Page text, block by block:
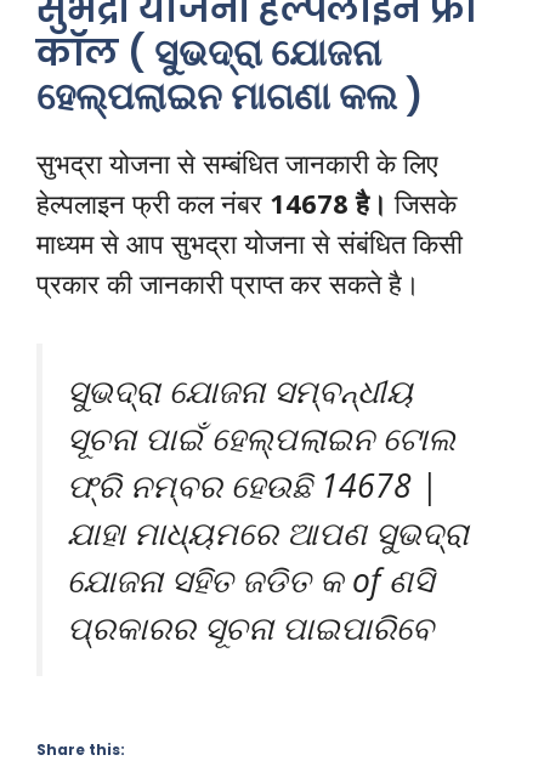
सुभद्रा योजना हेल्पलाइन फ्री
कॉल ( ସୁଭଦ୍ରା ଯୋଜନା
ହେଲ୍ପଲାଇନ ମାଗଣା କଲ )
सुभद्रा योजना से सम्बंधित जानकारी के लिए
हेल्पलाइन फ्री कल नंबर 14678 है।जिसके
माध्यम से आप सुभद्रा योजना से संबंधित किसी
प्रकार की जानकारी प्राप्त कर सकते है।
ସୁଭଦ୍ରା ଯୋଜନା ସମ୍ବନ୍ଧୀୟ
ସୂଚନା ପାଇଁ ହେଲ୍ପଲାଇନ ଟୋଲ
ଫ୍ରି ନମ୍ବର ହେଉଛି 14678 |
ଯାହା ମାଧ୍ୟମରେ ଆପଣ ସୁଭଦ୍ରା
ଯୋଜନା ସହିତ ଜଡିତ କ of ଣସି
ପ୍ରକାରର ସୂଚନା ପାଇପାରିବେ
Share this: